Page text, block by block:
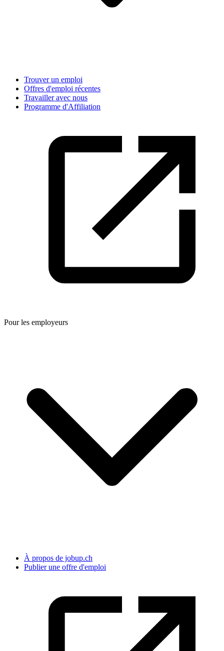
Trouver un emploi
Offres d'emploi récentes
Travailler avec nous
Programme d'Affiliation
Pour les employeurs
À propos de jobup.ch
Publier une offre d'emploi